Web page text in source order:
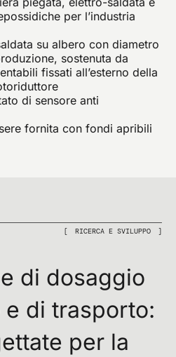
per l’industria
su albero con diametro
sostenuta da
fissati all’esterno della
di sensore anti
fornita con fondi apribili
RICERCA E SVILUPPO
di dosaggio
di trasporto:
per la